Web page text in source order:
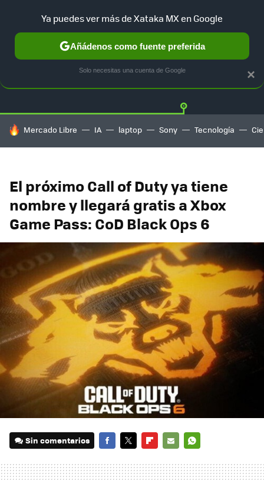
Twitter
HOY SE HABLA DE
Mercado Libre IA laptop Sony Tecnología
El próximo Call of Duty ya tiene
nombre y llegará gratis a Xbox
Game Pass: CoD Black Ops 6
Sin comentarios
MAIL
×
Ya puedes ver más de Xataka MX en Google
Añádenos como fuente preferida
Solo necesitas una cuenta de Google